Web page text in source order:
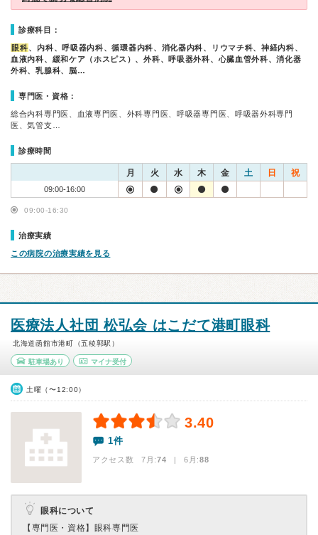
診療科目：
眼科、内科、呼吸器内科、循環器内科、消化器内科、リウマチ科、神経内科、
血液内科、緩和ケア（ホスピス）、外科、呼吸器外科、心臓血管外科、消化器
外科、乳腺科、脳…
専門医・資格：
総合内科専門医、血液専門医、外科専門医、呼吸器専門医、呼吸器外科専門
医、気管支…
診療時間
月 火 水 木 金 土 日 祝
09:00-16:00
09:00-16:30
治療実績
この病院の治療実績を見る
医療法人社団 松弘会 はこだて港町眼科
北海道函館市港町（五稜郭駅）
駐車場あり マイナ受付
土曜（〜12:00）
3.40
1件
アクセス数 7月:74 | 6月:88
眼科について
【専門医・資格】 眼科専門医